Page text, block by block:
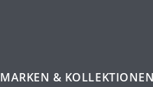
MARKEN & KOLLEKTIONEN